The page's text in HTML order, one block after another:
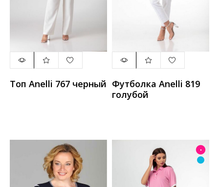
Топ Anelli 767 черный Футболка Anelli 819
голубой